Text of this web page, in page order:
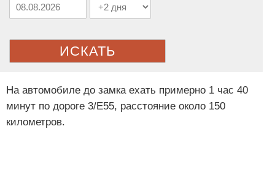
ИСКАТЬ
На автомобиле до замка ехать примерно 1 час 40
минут по дороге 3/E55, расстояние около 150
километров.